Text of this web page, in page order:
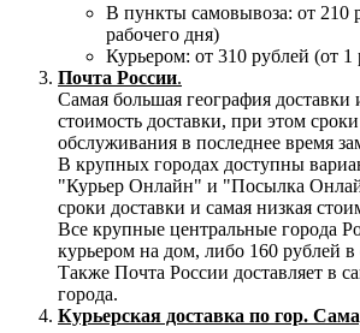
В пункты самовывоза: от 210
рабочего дня)
Курьером: от 310 рублей (от 1
Почта России.
Самая большая география доставки
стоимость доставки, при этом
обслуживания в последнее время
В крупных городах доступны
"Курьер Онлайн" и "Посылка
сроки доставки и самая низкая
Все крупные центральные города
курьером на дом, либо 160 рублей в
Также Почта России доставляет в
города.
Курьерская доставка по гор.